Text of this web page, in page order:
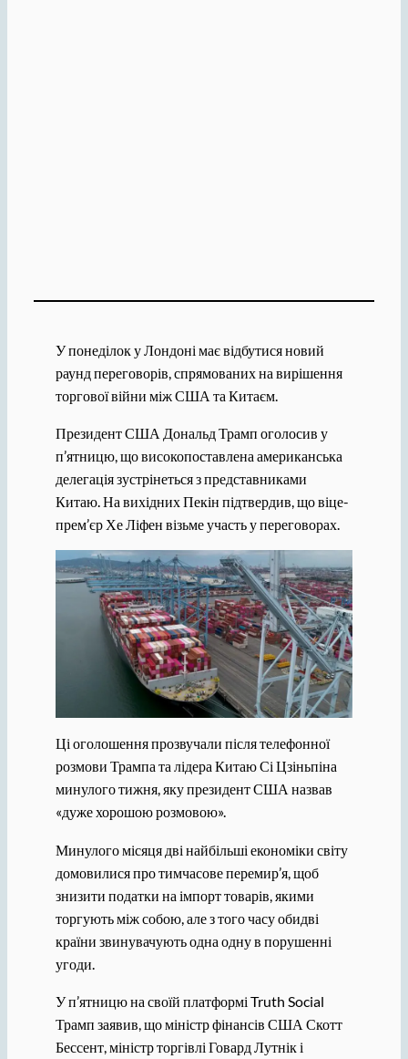
У понеділок у Лондоні має відбутися новий
раунд переговорів, спрямованих на вирішення
торгової війни між США та Китаєм.
Президент США Дональд Трамп оголосив у
п’ятницю, що високопоставлена ​​американська
делегація зустрінеться з представниками
Китаю. На вихідних Пекін підтвердив, що віце-
прем’єр Хе Ліфен візьме участь у переговорах.
Ці оголошення прозвучали після телефонної
розмови Трампа та лідера Китаю Сі Цзіньпіна
минулого тижня, яку президент США назвав
«дуже хорошою розмовою».
Минулого місяця дві найбільші економіки світу
домовилися про тимчасове перемир’я, щоб
знизити податки на імпорт товарів, якими
торгують між собою, але з того часу обидві
країни звинувачують одна одну в порушенні
угоди.
У п’ятницю на своїй платформі Truth Social
Трамп заявив, що міністр фінансів США Скотт
Бессент, міністр торгівлі Говард Лутнік і